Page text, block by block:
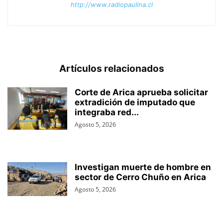
http://www.radiopaulina.cl
Artículos relacionados
Corte de Arica aprueba solicitar
extradición de imputado que
integraba red...
Agosto 5, 2026
Investigan muerte de hombre en
sector de Cerro Chuño en Arica
Agosto 5, 2026